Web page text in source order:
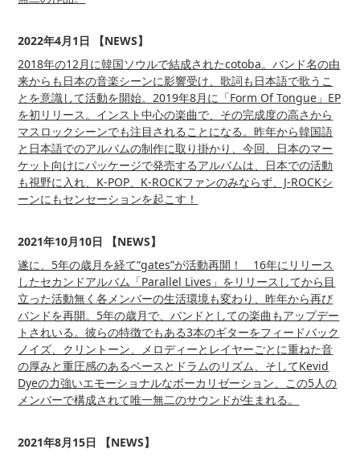
2022年4月1日 【NEWS】
2018年の12月に韓国ソウルで結成されたcotoba。バンド名の由
来からも日本の音楽シーンに影響受け、歌詞も日本語で歌うこ
とを意識して活動を開始。2019年8月に「Form Of Tongue」EP
を初リリース。インスト中心の楽曲で、その完成度の高さから
マスロックシーンでも注目されることになる。昨年から韓国語
と日本語でのアルバムの制作に取り掛かり、今回、日本のマー
ケット向けにパッケージで発売するアルバムは、日本での活動
も視野に入れ、K-POP、K-ROCKファンのみならず、J-ROCKシ
ーンにもセンセーションを起こす！
2021年10月10日 【NEWS】
遂に、5年の歳月を経て“gates”が活動再開！ 16年にリリース
したセカンドアルバム「Parallel Lives」をリリースしてから目
立った活動無く各メンバーの生活環境も変わり、昨年から再び
バンドを再開。5年の歳月で、バンドとしての楽曲もアップデー
トされいる。彼らの特徴でもある3本のギターをフィードバック
ノイズ、クリントーン、メロディーとレイヤーごとに重ねた音
の厚みと重圧感のあるベースとドラムのリズム、そしてKevid
Dyeの力強いエモーショナルなボーカリゼーション、この5人の
メンバーで構成されて唯一無二のサウンドが生まれる。
2021年8月15日 【NEWS】